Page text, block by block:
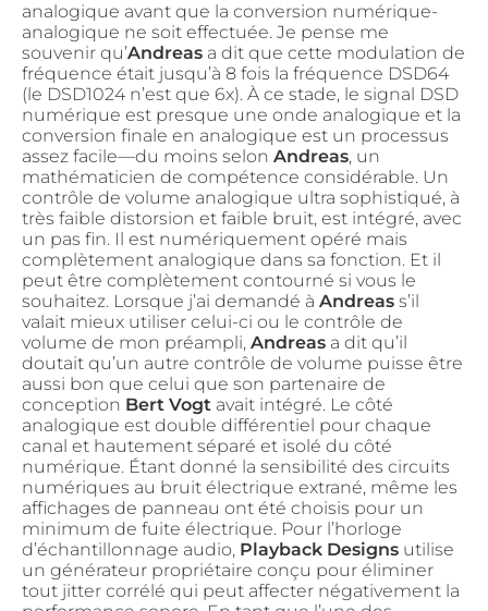
analogique avant que la conversion numérique-
analogique ne soit effectuée. Je pense me
souvenir qu’Andreas a dit que cette modulation de
fréquence était jusqu’à 8 fois la fréquence DSD64
(le DSD1024 n’est que 6x). À ce stade, le signal DSD
numérique est presque une onde analogique et la
conversion finale en analogique est un processus
assez facile—du moins selon Andreas, un
mathématicien de compétence considérable. Un
contrôle de volume analogique ultra sophistiqué, à
très faible distorsion et faible bruit, est intégré, avec
un pas fin. Il est numériquement opéré mais
complètement analogique dans sa fonction. Et il
peut être complètement contourné si vous le
souhaitez. Lorsque j’ai demandé à Andreas s’il
valait mieux utiliser celui-ci ou le contrôle de
volume de mon préampli, Andreas a dit qu’il
doutait qu’un autre contrôle de volume puisse être
aussi bon que celui que son partenaire de
conception Bert Vogt avait intégré. Le côté
analogique est double différentiel pour chaque
canal et hautement séparé et isolé du côté
numérique. Étant donné la sensibilité des circuits
numériques au bruit électrique extrané, même les
affichages de panneau ont été choisis pour un
minimum de fuite électrique. Pour l’horloge
d’échantillonnage audio, Playback Designs utilise
un générateur propriétaire conçu pour éliminer
tout jitter corrélé qui peut affecter négativement la